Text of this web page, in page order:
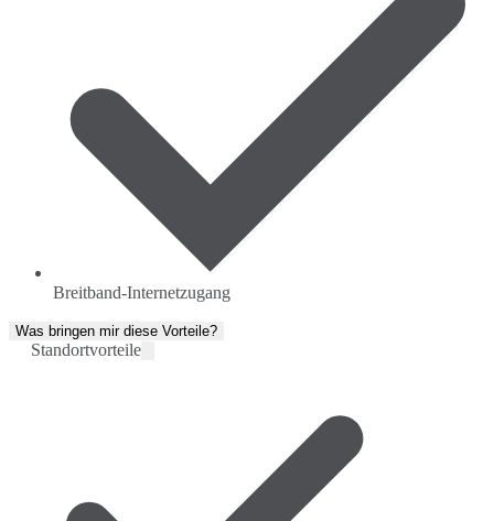
Breitband-Internetzugang
Was bringen mir diese Vorteile?
Standortvorteile